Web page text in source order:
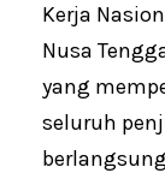
Kerja
Nusa
yang
seluruh